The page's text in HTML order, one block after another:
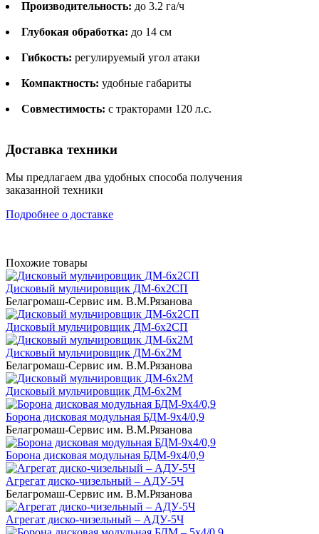
Производительность: до 3.2 га/ч
Глубокая обработка: до 14 см
Гибкость: регулируемый угол атаки
Компактность: удобные габариты
Совместимость: с тракторами 120 л.с.
Доставка техники
Мы предлагаем два удобных способа получения
заказанной техники
Подробнее о доставке
Похожие товары
Дисковый мульчировщик ДМ-6х2СП
Белагромаш-Сервис им. В.М.Рязанова
Дисковый мульчировщик ДМ-6х2СП
Дисковый мульчировщик ДМ-6х2М
Белагромаш-Сервис им. В.М.Рязанова
Дисковый мульчировщик ДМ-6х2М
Борона дисковая модульная БДМ-9х4/0,9
Белагромаш-Сервис им. В.М.Рязанова
Борона дисковая модульная БДМ-9х4/0,9
Агрегат диско-чизельный – АДУ-5Ч
Белагромаш-Сервис им. В.М.Рязанова
Агрегат диско-чизельный – АДУ-5Ч